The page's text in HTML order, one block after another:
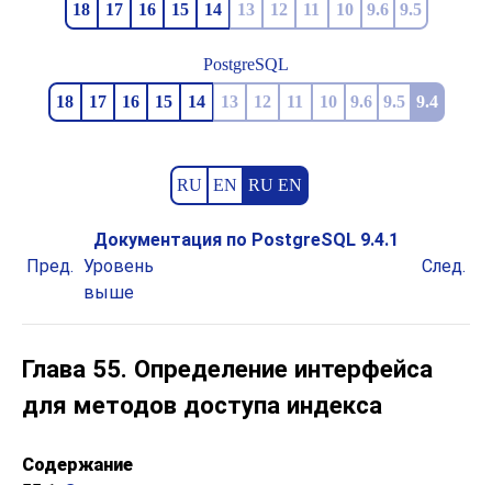
18
17 16 15 14 13 12 11 10 9.6 9.5
PostgreSQL
18
17 16 15 14 13 12 11 10 9.6 9.5 9.4
RU EN RU EN
Документация по PostgreSQL 9.4.1
Пред. Уровень
выше
След.
Глава 55. Определение интерфейса
для методов доступа индекса
Содержание